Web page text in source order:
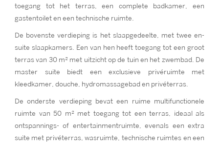
toegang tot het terras, een complete badkamer, een
gastentoilet en een technische ruimte.
De bovenste verdieping is het slaapgedeelte, met twee en-
suite slaapkamers. Een van hen heeft toegang tot een groot
terras van 30 m² met uitzicht op de tuin en het zwembad. De
master suite biedt een exclusieve privéruimte met
kleedkamer, douche, hydromassagebad en privéterras.
De onderste verdieping bevat een ruime multifunctionele
ruimte van 50 m² met toegang tot een terras, ideaal als
ontspannings- of entertainmentruimte, evenals een extra
suite met privéterras, wasruimte, technische ruimtes en een